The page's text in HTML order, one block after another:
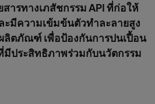
ารทางเภสัชกรรม API ที่ก่อให้
ะมีความเข้มข้นตัวทำละลายสูง
ลิตภัณฑ์ เพื่อป้องกันการปนเปื้อน
มีประสิทธิภาพร่วมกับนวัตกรรม